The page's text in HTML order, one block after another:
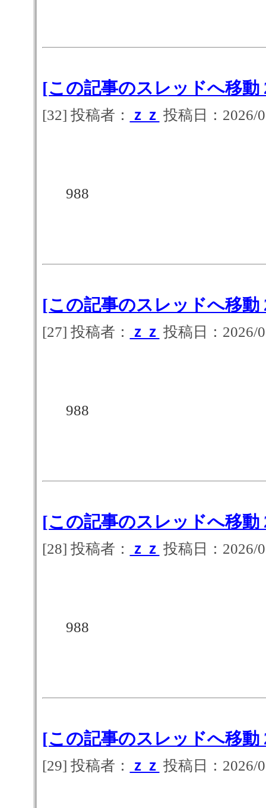
[この記事のスレッドへ移動
[32] 投稿者： ｚｚ 投稿日：2026/
988
[この記事のスレッドへ移動
[27] 投稿者： ｚｚ 投稿日：2026/
988
[この記事のスレッドへ移動
[28] 投稿者： ｚｚ 投稿日：2026/
988
[この記事のスレッドへ移動
[29] 投稿者： ｚｚ 投稿日：2026/